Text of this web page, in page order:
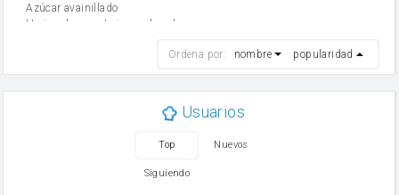
Azúcar avainillado
Harina de reposteria con levadura
mantequilla
Ordena por: nombre popularidad
Usuarios
Top Nuevos
Siguiendo